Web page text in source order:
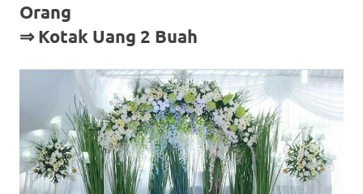
Orang
⇒ Kotak Uang 2 Buah